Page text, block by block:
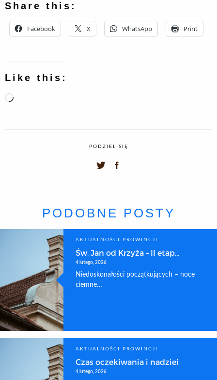
Share this:
Facebook X WhatsApp Print
Like this:
Loading…
PODZIEL SIĘ
PODOBNE POSTY
AKTUALNOŚCI PROWINCJI
Św. Jan od Krzyża – II etap...
4 lutego, 2026
Niedoskonałości początkujących – noce
ciemne…
AKTUALNOŚCI PROWINCJI
Czas oczekiwania i nadziei
4 lutego, 2026